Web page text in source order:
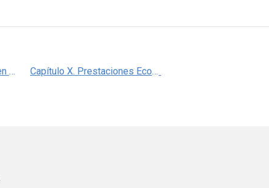
Capítulo IX. Investigación en Salud, Memoria Estadística 2018, IMSS Capítulo X. Prestaciones Económicas, Memoria Estadística 2018, IMSS